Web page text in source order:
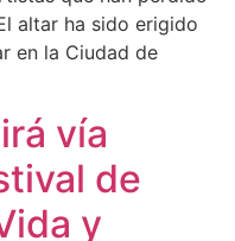
altar ha sido erigido
en la Ciudad de
vía
de
y